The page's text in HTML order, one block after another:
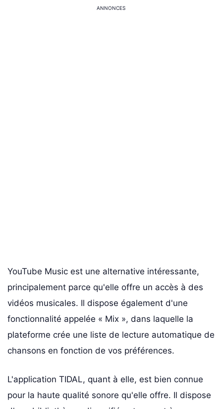
ANNONCES
YouTube Music est une alternative intéressante,
principalement parce qu'elle offre un accès à des
vidéos musicales. Il dispose également d'une
fonctionnalité appelée « Mix », dans laquelle la
plateforme crée une liste de lecture automatique de
chansons en fonction de vos préférences.
L'application TIDAL, quant à elle, est bien connue
pour la haute qualité sonore qu'elle offre. Il dispose